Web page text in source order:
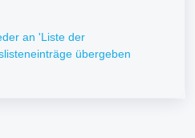
an 'Liste der
übergeben